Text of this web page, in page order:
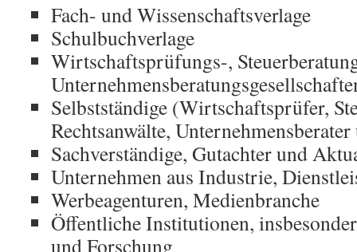
Fach- und Wissenschaftsverlage
Schulbuchverlage
Wirtschaftsprüfungs-,
Selbstständige (Wirtschaftsprüfer,
Rechtsanwälte, Unternehmensberater
Sachverständige, Gutachter und
Unternehmen aus Industrie,
Werbeagenturen, Medienbranche
Öffentliche Institutionen,
und Forschung